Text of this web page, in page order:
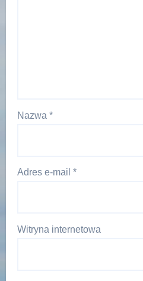
Nazwa *
Adres e-mail *
Witryna internetowa